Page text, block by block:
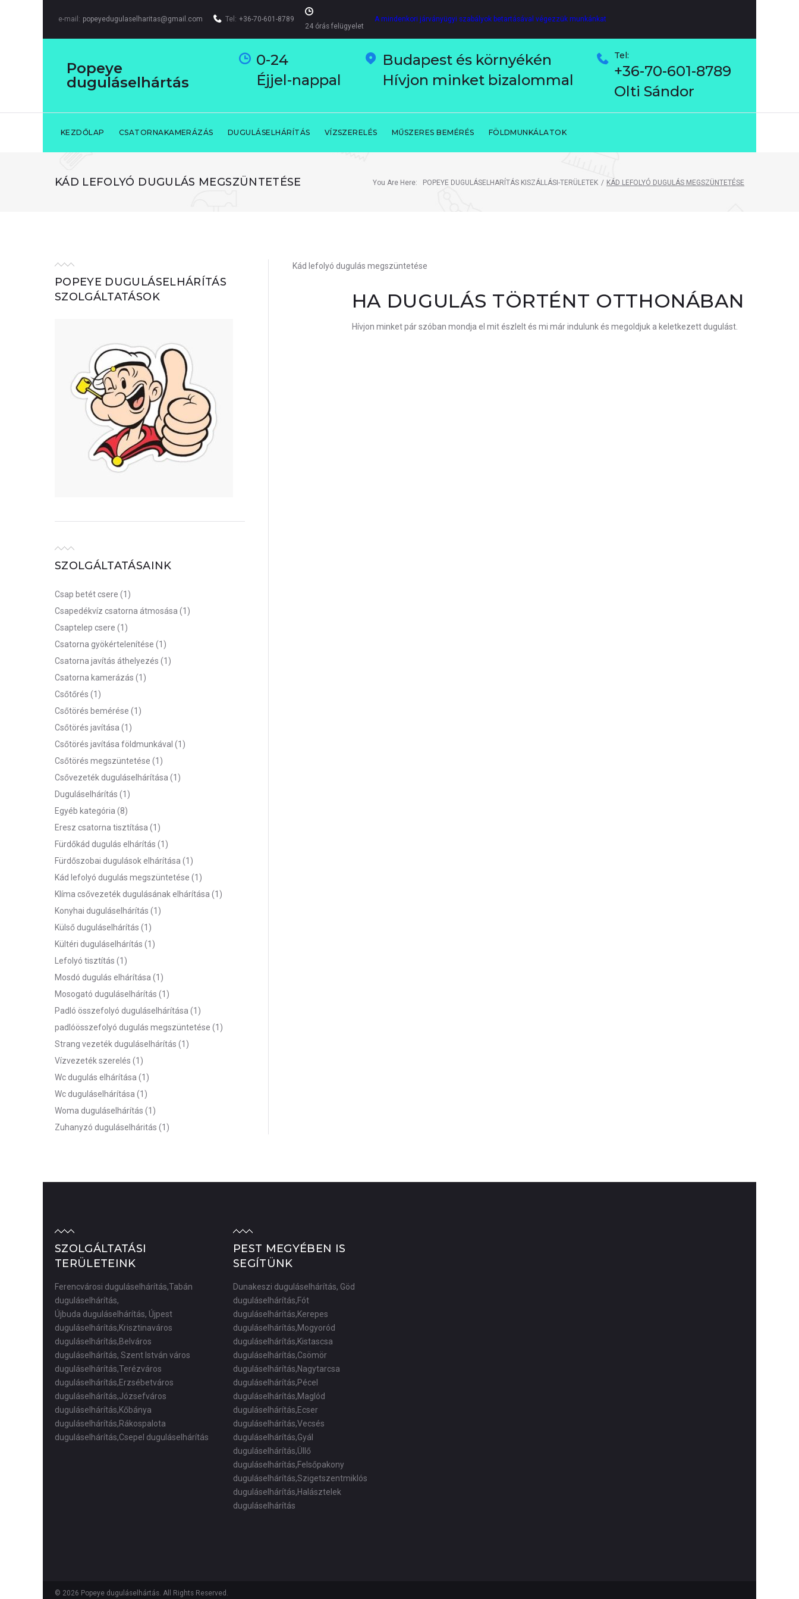
e-mail: popeyedugulaselharitas@gmail.com Tel: +36-70-601-8789
24 órás felügyelet
A mindenkori járványügyi szabályok betartásával végezzük munkánkat
Popeye
duguláselhártás
0-24
Éjjel-nappal
Budapest és környékén
Hívjon minket bizalommal
Tel:
+36-70-601-8789
Olti Sándor
KEZDŐLAP CSATORNAKAMERÁZÁS DUGULÁSELHÁRÍTÁS VÍZSZERELÉS MŰSZERES BEMÉRÉS FÖLDMUNKÁLATOK
KÁD LEFOLYÓ DUGULÁS MEGSZÜNTETÉSE You Are Here: POPEYE DUGULÁSELHARÍTÁS KISZÁLLÁSI-TERÜLETEK / KÁD LEFOLYÓ DUGULÁS MEGSZÜNTETÉSE
KATEGÓRIA:
KÁD
Kád lefolyó dugulás megszüntetése
HA DUGULÁS TÖRTÉNT OTTHONÁBAN
Hívjon minket pár szóban mondja el mit észlelt és mi már indulunk és megoldjuk a keletkezett dugulást.
POPEYE DUGULÁSELHÁRÍTÁS
SZOLGÁLTATÁSOK
SZOLGÁLTATÁSAINK
Csap betét csere (1)
Csapedékvíz csatorna átmosása (1)
Csaptelep csere (1)
Csatorna gyökértelenítése (1)
Csatorna javítás áthelyezés (1)
Csatorna kamerázás (1)
Csőtőrés (1)
Csőtörés bemérése (1)
Csőtörés javítása (1)
Csőtörés javítása földmunkával (1)
Csőtörés megszüntetése (1)
Csővezeték duguláselhárítása (1)
Duguláselhárítás (1)
Egyéb kategória (8)
Eresz csatorna tisztítása (1)
Fürdőkád dugulás elhárítás (1)
Fürdőszobai dugulások elhárítása (1)
Kád lefolyó dugulás megszüntetése (1)
Klíma csővezeték dugulásának elhárítása (1)
Konyhai duguláselhárítás (1)
Külső duguláselhárítás (1)
Kültéri duguláselhárítás (1)
Lefolyó tisztítás (1)
Mosdó dugulás elhárítása (1)
Mosogató duguláselhárítás (1)
Padló összefolyó duguláselhárítása (1)
padlóösszefolyó dugulás megszüntetése (1)
Strang vezeték duguláselhárítás (1)
Vízvezeték szerelés (1)
Wc dugulás elhárítása (1)
Wc duguláselhárítása (1)
Woma duguláselhárítás (1)
Zuhanyzó duguláselháritás (1)
SZOLGÁLTATÁSI
TERÜLETEINK
Ferencvárosi duguláselhárítás,Tabán
duguláselhárítás,
Újbuda duguláselhárítás, Újpest
duguláselhárítás,Krisztinaváros
duguláselhárítás,Belváros
duguláselhárítás, Szent István város
duguláselhárítás,Terézváros
duguláselhárítás,Erzsébetváros
duguláselhárítás,Józsefváros
duguláselhárítás,Kőbánya
duguláselhárítás,Rákospalota
duguláselhárítás,Csepel duguláselhárítás
PEST MEGYÉBEN IS
SEGÍTÜNK
Dunakeszi duguláselhárítás, Göd
duguláselhárítás,Fót
duguláselhárítás,Kerepes
duguláselhárítás,Mogyoród
duguláselhárítás,Kistascsa
duguláselhárítás,Csömör
duguláselhárítás,Nagytarcsa
duguláselhárítás,Pécel
duguláselhárítás,Maglód
duguláselhárítás,Ecser
duguláselhárítás,Vecsés
duguláselhárítás,Gyál
duguláselhárítás,Üllő
duguláselhárítás,Felsőpakony
duguláselhárítás,Szigetszentmiklós
duguláselhárítás,Halásztelek
duguláselhárítás
© 2026 Popeye duguláselhártás. All Rights Reserved.